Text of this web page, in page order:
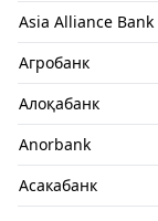
Asia Alliance Bank
Агробанк
Алоқабанк
Anorbank
Асакабанк